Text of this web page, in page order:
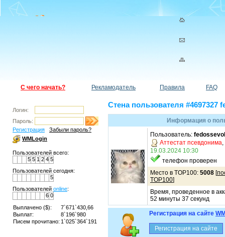
С чего начать? Рекламодатель Правила FAQ
Логин:
Пароль:
Регистрация
Забыли пароль?
WMLogin
Пользователей всего:
5 5 1 2 4 5
Пользователей сегодня:
5
Пользователей online:
6 0
Выплачено ($):
7`671`430,66
Выплат:
8`196`980
Писем прочитано: 1`025`364`191
Стена пользователя #4697327
Информация о
Пользователь:
Аттестат псевдонима
19.03.2024 10:30
телефон проверен
Место в TOP100: 5008 [
TOP100]
Время, проведенное в
52 минуты 37 секунд
Регистрация на сайте